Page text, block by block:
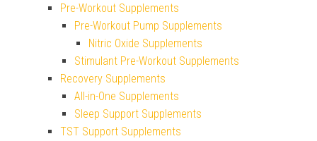
Pre-Workout Supplements
Pre-Workout Pump Supplements
Nitric Oxide Supplements
Stimulant Pre-Workout Supplements
Recovery Supplements
All-in-One Supplements
Sleep Support Supplements
TST Support Supplements